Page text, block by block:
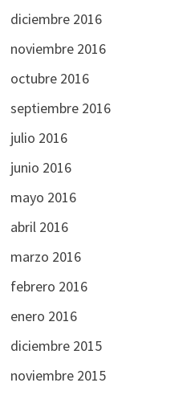
diciembre 2016
noviembre 2016
octubre 2016
septiembre 2016
julio 2016
junio 2016
mayo 2016
abril 2016
marzo 2016
febrero 2016
enero 2016
diciembre 2015
noviembre 2015